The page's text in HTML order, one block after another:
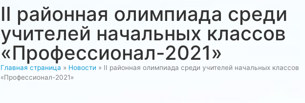
II районная олимпиада среди
учителей начальных классов
«Профессионал-2021»
Главная страница » Новости » II районная олимпиада среди учителей начальных классов
«Профессионал-2021»